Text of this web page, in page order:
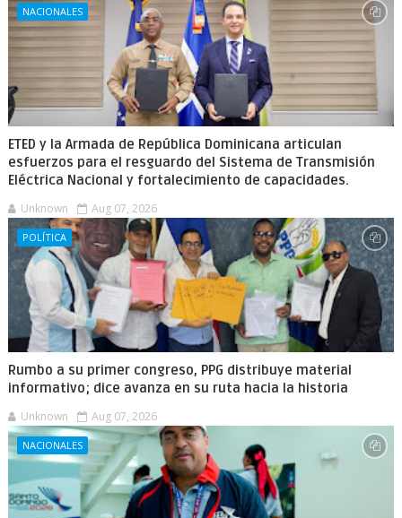
NACIONALES
ETED y la Armada de República Dominicana articulan
esfuerzos para el resguardo del Sistema de Transmisión
Eléctrica Nacional y fortalecimiento de capacidades.
Unknown Aug 07, 2026
POLÍTICA
Rumbo a su primer congreso, PPG distribuye material
informativo; dice avanza en su ruta hacia la historia
Unknown Aug 07, 2026
NACIONALES